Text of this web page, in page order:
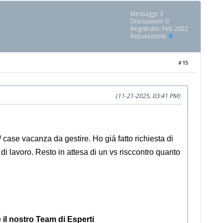
Messaggi: 3
Discussioni: 0
Registrato: Feb 2022
Reputazione: 0
#15
(11-21-2025, 03:41 PM)
vacanza da gestire. Ho giá fatto richiesta di
lavoro. Resto in attesa di un vs risccontro quanto
nostro Team di Esperti